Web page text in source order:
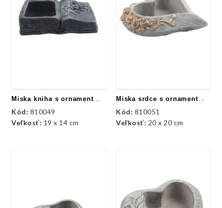
Miska kniha s ornamentmi - kameň
Kód: 810049
Veľkosť: 19 x 14 cm
Miska srdce s ornamentmi - kameň
Kód: 810051
Veľkosť: 20 x 20 cm